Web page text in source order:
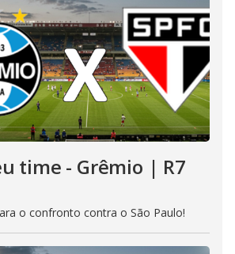
time - Grêmio | R7
o confronto contra o São Paulo!